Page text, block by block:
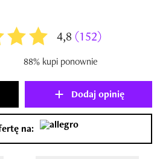
4,8 (152)
88% kupi ponownie
Dodaj opinię
na: